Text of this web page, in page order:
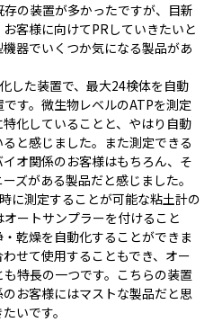
の装置が多かったですが、目新
客様に向けてPRしていきたいと
器でいくつか気になる製品があ
した装置で、最大24検体を自動
す。微生物レベルのATPを測定
化していることと、やはり自動
と感じました。また測定できる
オ関係のお客様はもちろん、そ
ズがある製品だと感じました。
に測定することが可能な粘土計の
ートサンプラーを付けること
乾燥を自動化することができま
せて使用することもでき、オー
特長の一つです。こちらの装置
お客様にはマストな製品だと思
いです。